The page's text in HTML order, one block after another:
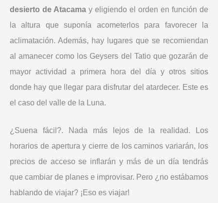
desierto de Atacama y eligiendo el orden en función de
la altura que suponía acometerlos para favorecer la
aclimatación. Además, hay lugares que se recomiendan
al amanecer como los Geysers del Tatio que gozarán de
mayor actividad a primera hora del día y otros sitios
donde hay que llegar para disfrutar del atardecer. Este es
el caso del valle de la Luna.
¿Suena fácil?. Nada más lejos de la realidad. Los
horarios de apertura y cierre de los caminos variarán, los
precios de acceso se inflarán y más de un día tendrás
que cambiar de planes e improvisar. Pero ¿no estábamos
hablando de viajar? ¡Eso es viajar!